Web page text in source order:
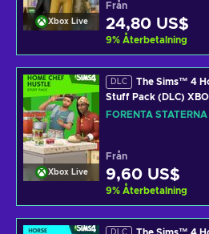
Xbox Live
Från
24,80 US$
9% Återbetalning
Xbox Live
DLC
The Sims™ 4
Stuff Pack (DLC)
UNITED STATES
FÖRENTA STATERNA
Från
9,60 US$
9% Återbetalning
DLC